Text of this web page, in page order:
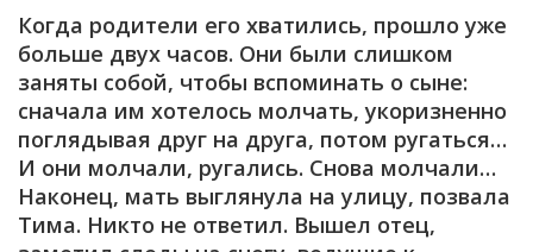
Когда родители его хватились, прошло уже
больше двух часов. Они были слишком
заняты собой, чтобы вспоминать о сыне:
сначала им хотелось молчать, укоризненно
поглядывая друг на друга, потом ругаться…
И они молчали, ругались. Снова молчали…
Наконец, мать выглянула на улицу, позвала
Тима. Никто не ответил. Вышел отец,